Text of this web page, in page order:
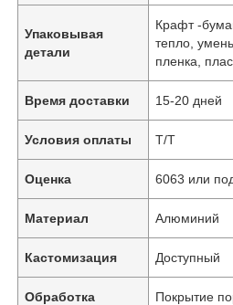
Упаковывая
детали
Крафт -
тепло,
пленка,
Время доставки 15-20 дней
Условия оплаты Т/Т
Оценка 6063 или
Материал Алюминий
Кастомизация Доступный
Обработка
Покрытие